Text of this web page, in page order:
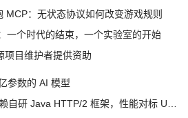
MCP：无状态协议如何改变游戏规则
一个时代的结束，一个实验室的开始
项目维护者提供资助
参数的 AI 模型